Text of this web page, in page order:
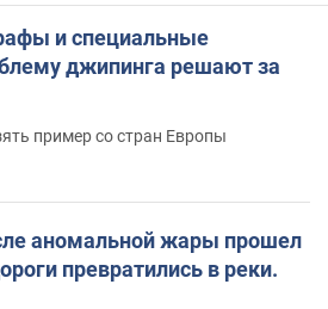
и специальные
джипинга решают за
пример со стран Европы
аномальной жары прошел
превратились в реки.